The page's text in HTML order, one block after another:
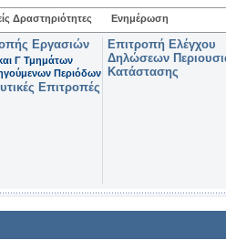
Δραστηριότητες Ενημέρωση
Εργασιών
Γ Τμημάτων
Περιόδων
Επιτροπές
Επιτροπή Ελέγχου
Δηλώσεων
Κατάστασης